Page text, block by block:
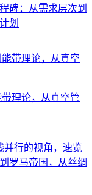
碑：从需求层次到
划
理论，从真空管